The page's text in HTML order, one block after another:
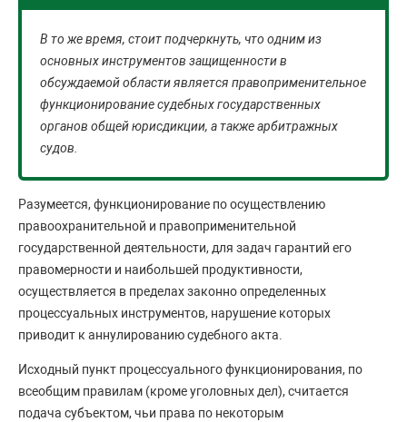
В то же время, стоит подчеркнуть, что одним из
основных инструментов защищенности в
обсуждаемой области является правоприменительное
функционирование судебных государственных
органов общей юрисдикции, а также арбитражных
судов.
Разумеется, функционирование по осуществлению
правоохранительной и правоприменительной
государственной деятельности, для задач гарантий его
правомерности и наибольшей продуктивности,
осуществляется в пределах законно определенных
процессуальных инструментов, нарушение которых
приводит к аннулированию судебного акта.
Исходный пункт процессуального функционирования, по
всеобщим правилам (кроме уголовных дел), считается
подача субъектом, чьи права по некоторым